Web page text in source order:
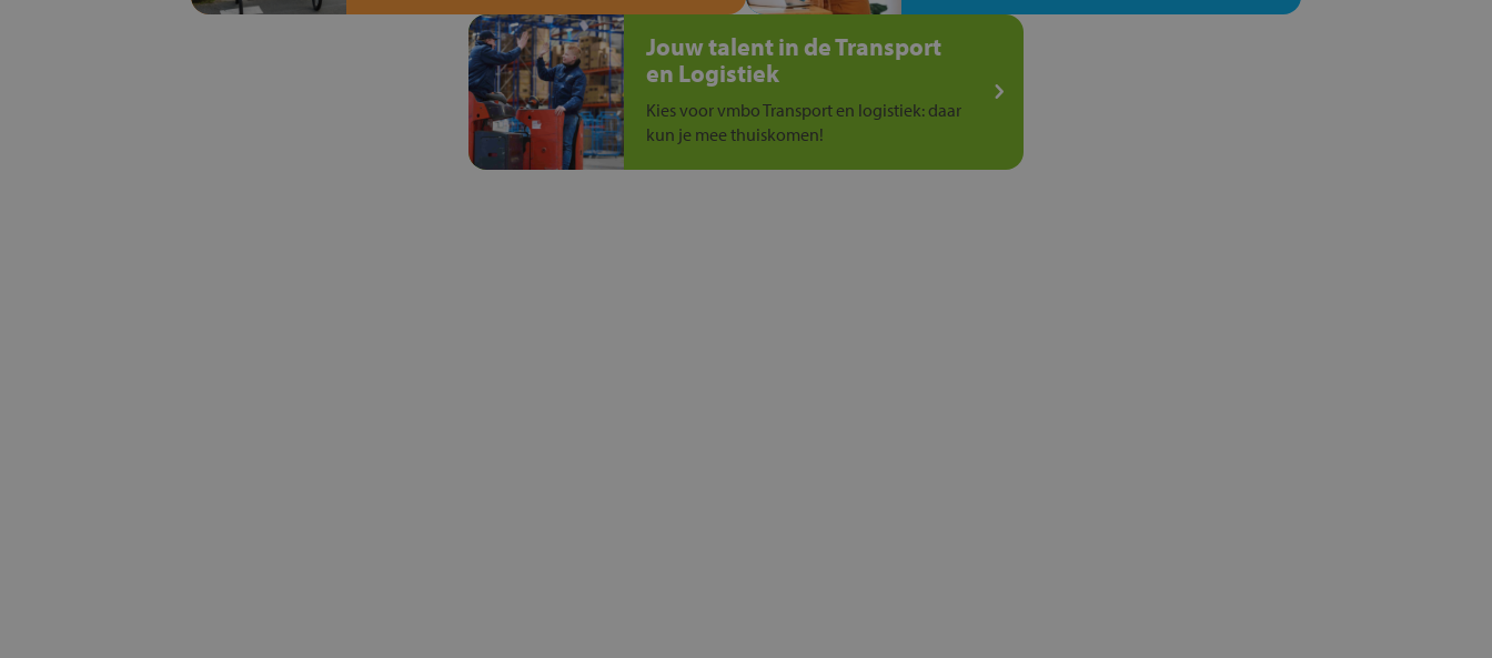
Jouw talent in de Transport
en Logistiek
Kies voor vmbo Transport en logistiek: daar
kun je mee thuiskomen!